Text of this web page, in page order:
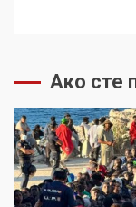
Ако сте